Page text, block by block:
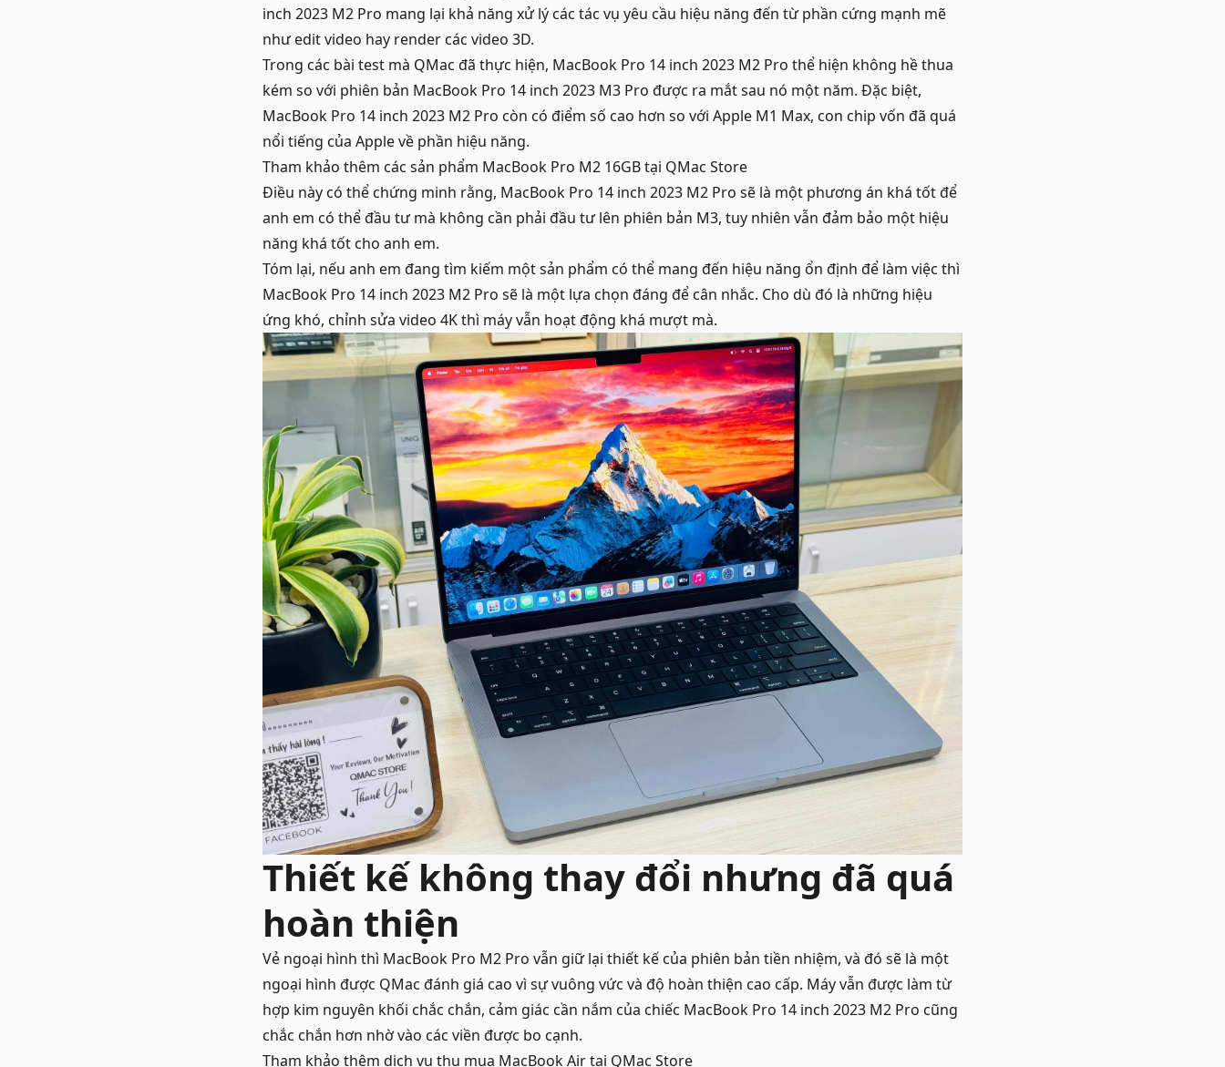
inch 2023 M2 Pro mang lại khả năng xử lý các tác vụ yêu cầu hiệu năng đến từ phần cứng mạnh mẽ
như edit video hay render các video 3D.
Trong các bài test mà QMac đã thực hiện, MacBook Pro 14 inch 2023 M2 Pro thể hiện không hề thua
kém so với phiên bản MacBook Pro 14 inch 2023 M3 Pro được ra mắt sau nó một năm. Đặc biệt,
MacBook Pro 14 inch 2023 M2 Pro còn có điểm số cao hơn so với Apple M1 Max, con chip vốn đã quá
nổi tiếng của Apple về phần hiệu năng.
Tham khảo thêm các sản phẩm MacBook Pro M2 16GBtại QMac Store
Điều này có thể chứng minh rằng, MacBook Pro 14 inch 2023 M2 Pro sẽ là một phương án khá tốt để
anh em có thể đầu tư mà không cần phải đầu tư lên phiên bản M3, tuy nhiên vẫn đảm bảo một hiệu
năng khá tốt cho anh em.
Tóm lại, nếu anh em đang tìm kiếm một sản phẩm có thể mang đến hiệu năng ổn định để làm việc thì
MacBook Pro 14 inch 2023 M2 Pro sẽ là một lựa chọn đáng để cân nhắc. Cho dù đó là những hiệu
ứng khó, chỉnh sửa video 4K thì máy vẫn hoạt động khá mượt mà.
Thiết kế không thay đổi nhưng đã quá
hoàn thiện
Vẻ ngoại hình thì MacBook Pro M2 Pro vẫn giữ lại thiết kế của phiên bản tiền nhiệm, và đó sẽ là một
ngoại hình được QMac đánh giá cao vì sự vuông vức và độ hoàn thiện cao cấp. Máy vẫn được làm từ
hợp kim nguyên khối chắc chắn, cảm giác cần nắm của chiếc MacBook Pro 14 inch 2023 M2 Pro cũng
chắc chắn hơn nhờ vào các viền được bo cạnh.
Tham khảo thêm dịch vụ thu mua MacBook Airtại QMac Store